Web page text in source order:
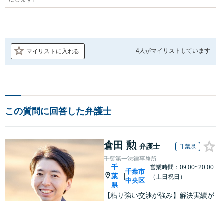
マイリストに入れる 4人がマイリストしています
この質問に回答した弁護士
倉田 勲 弁護士 千葉県
千葉第一法律事務所
千
葉
県
千葉市
中央区
営業時間：09:00~20:00
（土日祝日）
【粘り強い交渉が強み】解決実績が